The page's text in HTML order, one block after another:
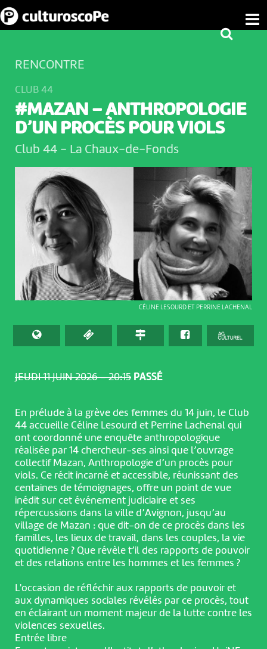
JEUDI 11 JUIN 2026 – 20:15 PASSÉ
CÉLINE LESOURD ET PERRINE LACHENAL
RENCONTRE
CLUB 44
#MAZAN – ANTHROPOLOGIE
D’UN PROCÈS POUR VIOLS
Club 44 - La Chaux-de-Fonds
En prélude à la grève des femmes du 14 juin, le Club
44 accueille Céline Lesourd et Perrine Lachenal qui
ont coordonné une enquête anthropologique
réalisée par 14 chercheur-ses ainsi que l’ouvrage
collectif Mazan, Anthropologie d’un procès pour
viols. Ce récit incarné et accessible, réunissant des
centaines de témoignages, offre un point de vue
inédit sur cet événement judiciaire et ses
répercussions dans la ville d’Avignon, jusqu’au
village de Mazan : que dit-on de ce procès dans les
familles, les lieux de travail, dans les couples, la vie
quotidienne ? Que révèle t’il des rapports de pouvoir
et des relations entre les hommes et les femmes ?
L'occasion de réfléchir aux rapports de pouvoir et
aux dynamiques sociales révélés par ce procès, tout
en éclairant un moment majeur de la lutte contre les
violences sexuelles.
Entrée libre